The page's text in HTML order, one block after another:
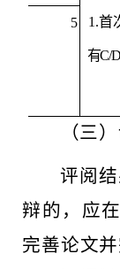
5 1.首
有C/D
（三
评阅
辩的，应
完善论文